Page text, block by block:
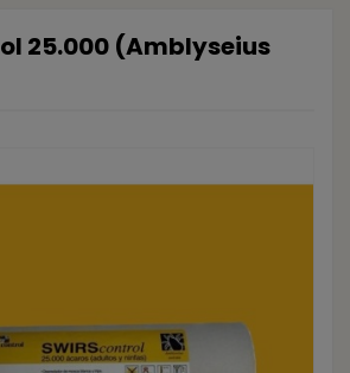
25.000 (Amblyseius